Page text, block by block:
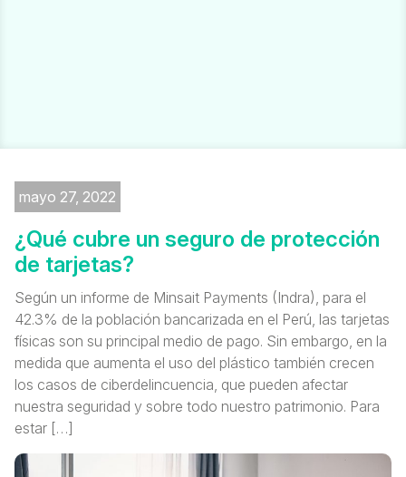
mayo 27, 2022
¿Qué cubre un seguro de protección
de tarjetas?
Según un informe de Minsait Payments (Indra), para el
42.3% de la población bancarizada en el Perú, las tarjetas
físicas son su principal medio de pago. Sin embargo, en la
medida que aumenta el uso del plástico también crecen
los casos de ciberdelincuencia, que pueden afectar
nuestra seguridad y sobre todo nuestro patrimonio. Para
estar […]